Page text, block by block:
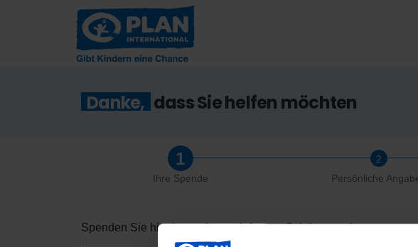
Danke, dass Sie helfen möchten
Ihre Spende Persönliche
Spenden Sie hier in wenigen, einfachen Schritten und tragen so